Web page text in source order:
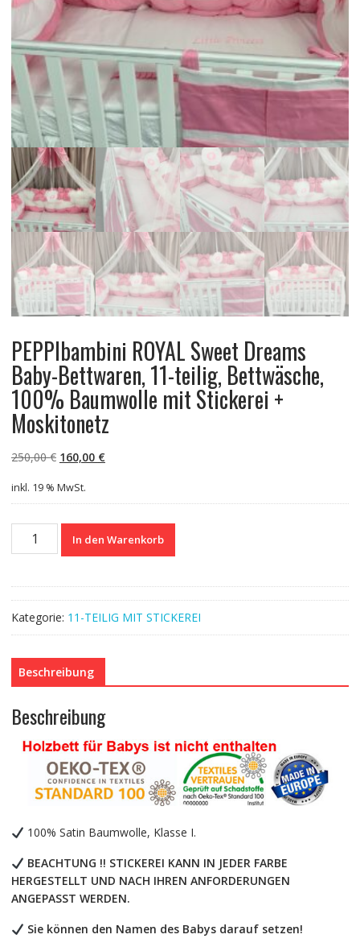
PEPPIbambini ROYAL Sweet Dreams
Baby-Bettwaren, 11-teilig, Bettwäsche,
100% Baumwolle mit Stickerei +
Moskitonetz
250,00€ Ursprünglicher
war:
250,00 €
160,00 €Aktueller
160,00 €.
inkl. 19 % MwSt.
PEPPIbambini
ROYAL
Dreams
Baby-
Bettwaren,
11-
teilig,
Bettwäsche,
100%
Baumwolle
mit
Stickerei
Moskitonetz
Menge
In den Warenkorb
Kategorie: 11-TEILIG MIT STICKEREI
Beschreibung
Beschreibung
100% Satin Baumwolle, Klasse I.
BEACHTUNG !! STICKEREI KANN IN JEDER FARBE
HERGESTELLT UND NACH IHREN ANFORDERUNGEN
ANGEPASST WERDEN.
Sie können den Namen des Babys darauf setzen!